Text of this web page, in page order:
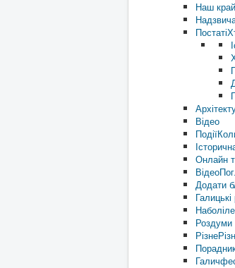
Наш край
Постаті
Відео
Події
Онлайн
Відео
Додати
Галицькі
Наболіле
Роздуми
Різне